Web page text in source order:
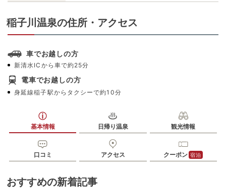
稲子川温泉の住所・アクセス
車でお越しの方
新清水ICから車で約25分
電車でお越しの方
身延線稲子駅からタクシーで約10分
基本情報 日帰り温泉 観光情報
口コミ アクセス クーポン 宿泊
おすすめの新着記事